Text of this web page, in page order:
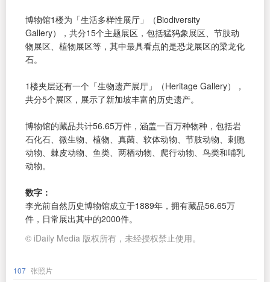
博物馆1楼为「生活多样性展厅」（Biodiversity
Gallery），共分15个主题展区，包括猛犸象展区、节肢动
物展区、植物展区等，其中最具看点的是恐龙展区的梁龙化
石。
1楼夹层还有一个「生物遗产展厅」（Heritage Gallery），
共分5个展区，展示了新加坡丰富的历史遗产。
博物馆的藏品共计56.65万件，涵盖一百万种物种，包括岩
石化石、微生物、植物、真菌、软体动物、节肢动物、刺胞
动物、棘皮动物、鱼类、两栖动物、爬行动物、鸟类和哺乳
动物。
数字：
李光前自然历史博物馆成立于1889年，拥有藏品56.65万
件，日常展出其中的2000件。
© iDaily Media 版权所有，未经授权禁止使用。
107 张照片